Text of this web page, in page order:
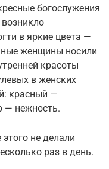
богослужения
в яркие цвета —
женщины носили
красоты
в женских
красный —
— нежность.
не делали
раз в день.